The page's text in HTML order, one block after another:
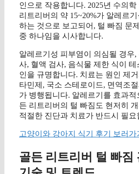
인으로 작용합니다. 2025년 수의
리트리버의 약 15~20%가 알레르
하는 것으로 보고되어, 털 빠짐 문
중 하나임을 시사합니다.
알레르기성 피부염이 의심될 경우,
사, 혈액 검사, 음식물 제한 식이 테
인을 규명합니다. 치료는 원인 제
타민제, 국소 스테로이드, 면역조
가 병행됩니다. 알레르기를 효과
든 리트리버의 털 빠짐도 현저히
적절한 진단과 치료가 반드시 필요
고양이와 강아지 식기 후기 보러가
골든 리트리버 털 빠짐